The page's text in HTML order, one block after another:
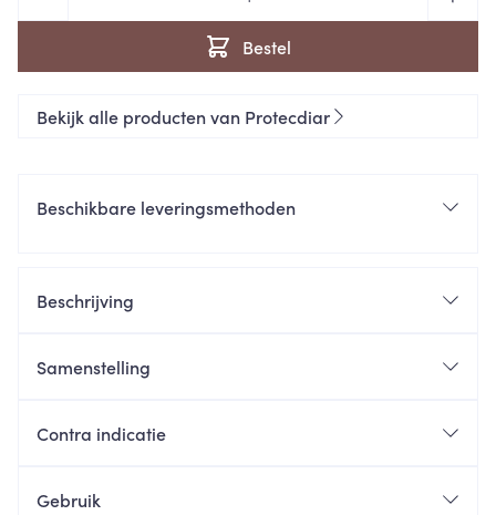
Bestel
Bekijk alle producten van Protecdiar
Beschikbare leveringsmethoden
Beschrijving
Samenstelling
Contra indicatie
Gebruik